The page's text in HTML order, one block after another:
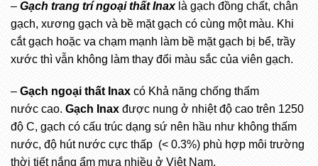
– Gạch trang trí ngoại thất Inax là gạch đồng chất, chân
gạch, xương gạch và bề mặt gạch có cùng một màu. Khi
cắt gạch hoặc va chạm mạnh làm bề mặt gạch bị bể, trầy
xước thì vẫn không làm thay đổi màu sắc của viên gạch.
– Gạch ngoại thất Inax có Khả năng chống thấm
nước cao. Gạch Inax được nung ở nhiệt độ cao trên 1250
độ C, gạch có cấu trúc dạng sứ nên hầu như không thấm
nước, độ hút nước cực thấp (< 0.3%) phù hợp môi trường
thời tiết nắng ẩm mưa nhiều ở Việt Nam.